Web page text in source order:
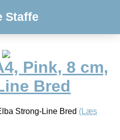
Staffe
Pink, 8 cm,
Bred
Strong-Line Bred (Læs